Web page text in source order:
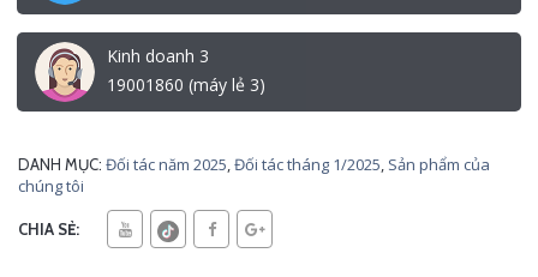
Kinh doanh 3
19001860 (máy lẻ 3)
DANH MỤC: Đối tác năm 2025,Đối tác tháng 1/2025, Sản phẩm của
chúng tôi
CHIA SẺ: